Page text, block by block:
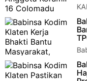
memakai masker,
Terapkan Prokes Covid